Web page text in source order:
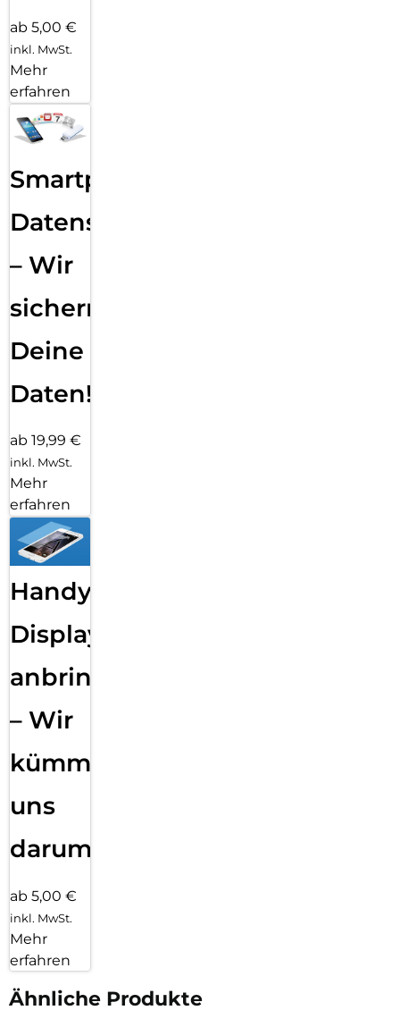
ab 5,00 €
inkl. MwSt.
Mehr
erfahren
Smartphone
Datensicherung
– Wir
sichern
Deine
Daten!
ab 19,99 €
inkl. MwSt.
Mehr
erfahren
Handy
Displayfolie
anbringen
– Wir
kümmern
uns
darum!
ab 5,00 €
inkl. MwSt.
Mehr
erfahren
Ähnliche Produkte